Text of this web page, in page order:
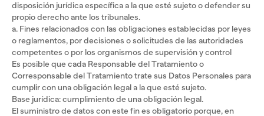
disposición jurídica específica a la que esté sujeto o defender su
propio derecho ante los tribunales.
a. Fines relacionados con las obligaciones establecidas por leyes
o reglamentos, por decisiones o solicitudes de las autoridades
competentes o por los organismos de supervisión y control
Es posible que cada Responsable del Tratamiento o
Corresponsable del Tratamiento trate sus Datos Personales para
cumplir con una obligación legal a la que esté sujeto.
Base jurídica: cumplimiento de una obligación legal.
El suministro de datos con este fin es obligatorio porque, en